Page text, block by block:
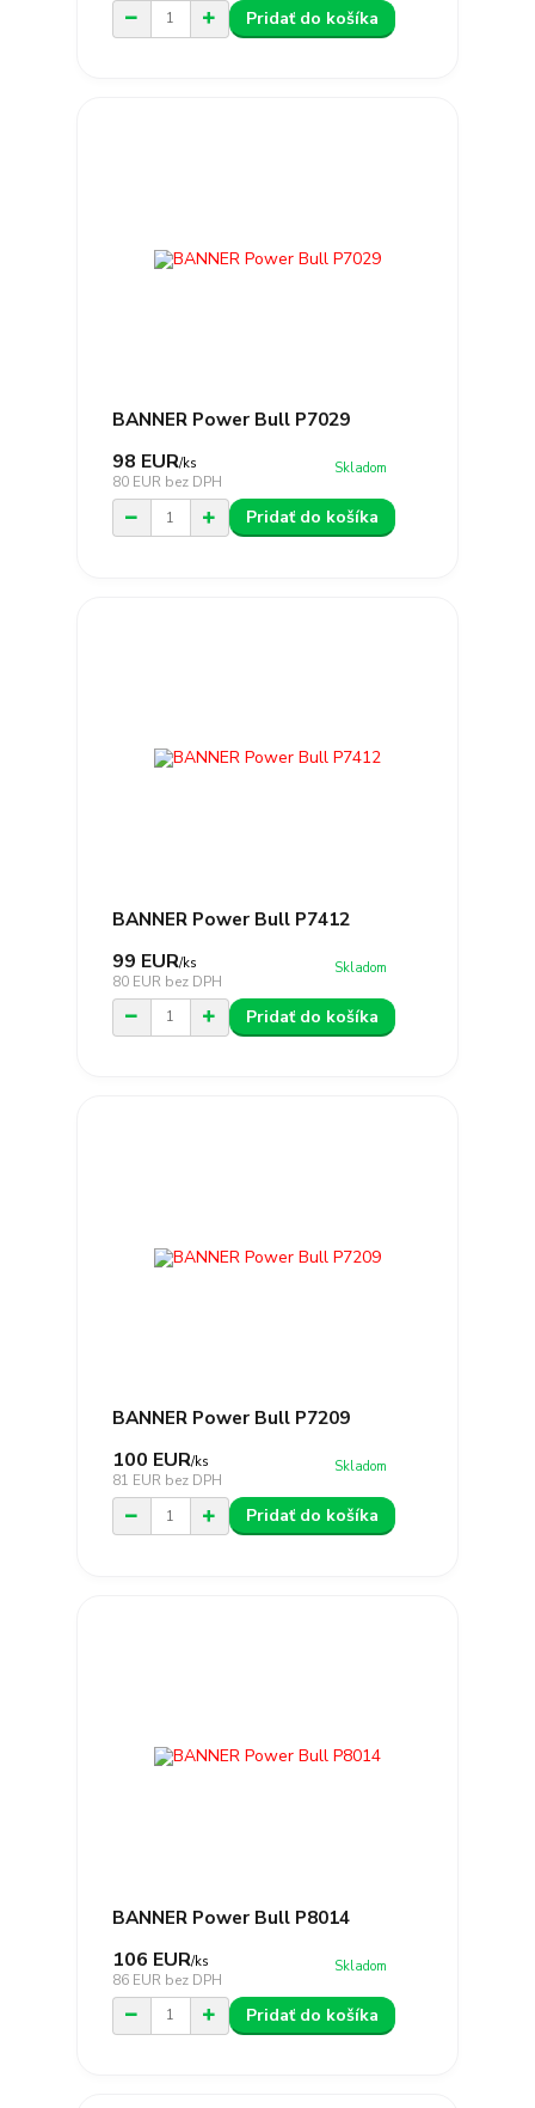
Pridať do košíka
BANNER Power Bull P7029
98 EUR/ks
80 EUR bez DPH
Skladom
Pridať do košíka
BANNER Power Bull P7412
99 EUR/ks
80 EUR bez DPH
Skladom
Pridať do košíka
BANNER Power Bull P7209
100 EUR/ks
81 EUR bez DPH
Skladom
Pridať do košíka
BANNER Power Bull P8014
106 EUR/ks
86 EUR bez DPH
Skladom
Pridať do košíka